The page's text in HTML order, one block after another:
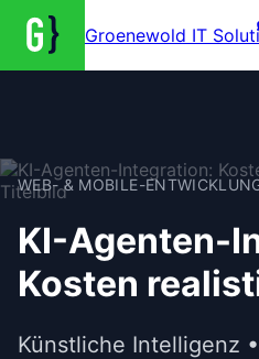
Groenewold IT
WEB- & MOBILE-
KI-Agenten-
Kosten
Künstliche Intelligenz